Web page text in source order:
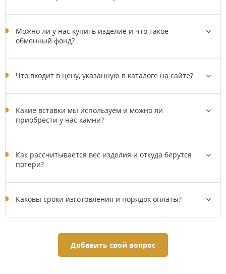
Можно ли у нас купить изделие и что такое
обменный фонд?
Что входит в цену, указанную в каталоге на сайте?
Какие вставки мы используем и можно ли
приобрести у нас камни?
Как рассчитывается вес изделия и откуда берутся
потери?
Каковы сроки изготовления и порядок оплаты?
Добавить свой вопрос